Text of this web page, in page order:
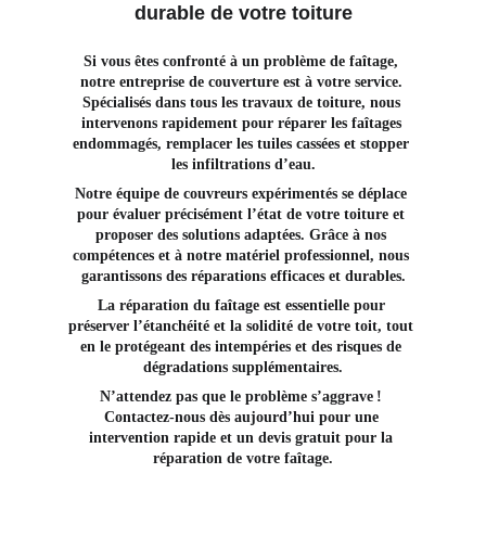
Si vous êtes confronté à un problème de faîtage,
notre entreprise de couverture est à votre service.
Spécialisés dans tous les travaux de toiture, nous
intervenons rapidement pour réparer les faîtages
endommagés, remplacer les tuiles cassées et stopper
les infiltrations d’eau.
Notre équipe de couvreurs expérimentés se déplace
pour évaluer précisément l’état de votre toiture et
proposer des solutions adaptées. Grâce à nos
compétences et à notre matériel professionnel, nous
garantissons des réparations efficaces et durables.
La réparation du faîtage est essentielle pour
préserver l’étanchéité et la solidité de votre toit, tout
en le protégeant des intempéries et des risques de
dégradations supplémentaires.
N’attendez pas que le problème s’aggrave !
Contactez-nous dès aujourd’hui pour une
intervention rapide et un devis gratuit pour la
réparation de votre faîtage.
durable de votre toiture